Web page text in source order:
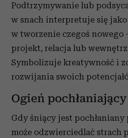
Podtrzymywanie lub
w snach interpretuje się
w tworzenie czegoś nowego
projekt, relacja lub
Symbolizuje kreatywność i
rozwijania swoich
Ogień
Gdy śniący jest pochłaniany
może odzwierciedlać strach